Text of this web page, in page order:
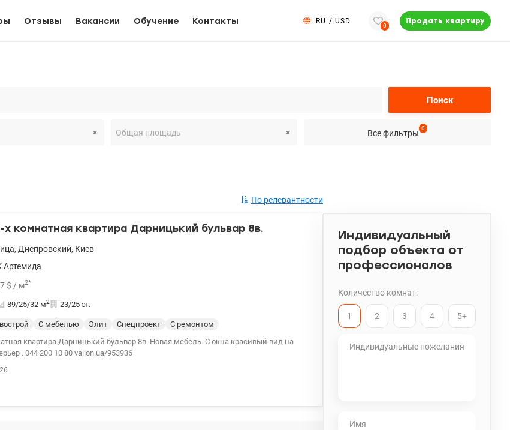
Отзывы Вакансии Обучение Контакты RU / USD
0
Продать квартиру
Поиск
Все фильтры
0
По релевантности
комнатная квартира Дарницький бульвар 8в.
, Днепровский, Киев
$ / м2*
89/25/32 м2 23/25 эт.
С мебелью Элит Спецпроект
С ремонтом
квартира Дарницький бульвар 8в. Новая мебель. С окна красивый вид на
город , уютный интерьер . 044 200 10 80 valion.ua/953936
Индивидуальный
подбор объекта от
профессионалов
Количество комнат:
1 2 3 4 5+